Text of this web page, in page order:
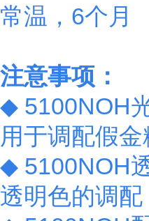
常温，6个
注意事项：
◆ 5100NOH
用于调配假
◆ 5100NOH
透明色的调